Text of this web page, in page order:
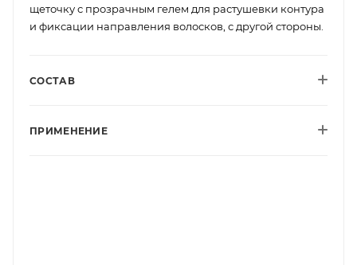
щеточку с прозрачным гелем для растушевки контура
и фиксации направления волосков, с другой стороны.
СОСТАВ
ПРИМЕНЕНИЕ